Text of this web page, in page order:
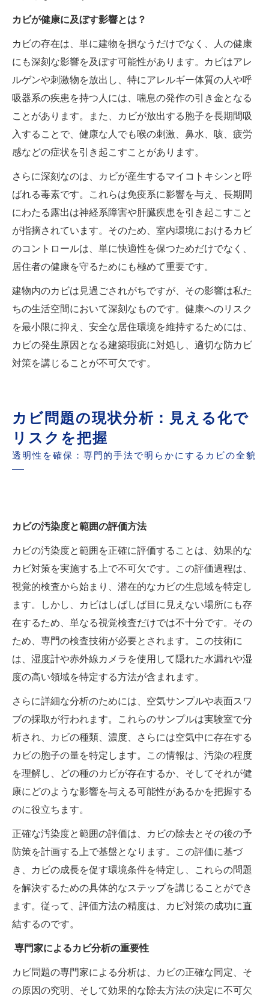
カビが健康に及ぼす影響とは？
カビの存在は、単に建物を損なうだけでなく、人の健康
にも深刻な影響を及ぼす可能性があります。カビはアレ
ルゲンや刺激物を放出し、特にアレルギー体質の人や呼
吸器系の疾患を持つ人には、喘息の発作の引き金となる
ことがあります。また、カビが放出する胞子を長期間吸
入することで、健康な人でも喉の刺激、鼻水、咳、疲労
感などの症状を引き起こすことがあります。
さらに深刻なのは、カビが産生するマイコトキシンと呼
ばれる毒素です。これらは免疫系に影響を与え、長期間
にわたる露出は神経系障害や肝臓疾患を引き起こすこと
が指摘されています。そのため、室内環境におけるカビ
のコントロールは、単に快適性を保つためだけでなく、
居住者の健康を守るためにも極めて重要です。
建物内のカビは見過ごされがちですが、その影響は私た
ちの生活空間において深刻なものです。健康へのリスク
を最小限に抑え、安全な居住環境を維持するためには、
カビの発生原因となる建築瑕疵に対処し、適切な防カビ
対策を講じることが不可欠です。
カビ問題の現状分析：見える化で
リスクを把握
透明性を確保：専門的手法で明らかにするカビの全貌
カビの汚染度と範囲の評価方法
カビの汚染度と範囲を正確に評価することは、効果的な
カビ対策を実施する上で不可欠です。この評価過程は、
視覚的検査から始まり、潜在的なカビの生息域を特定し
ます。しかし、カビはしばしば目に見えない場所にも存
在するため、単なる視覚検査だけでは不十分です。その
ため、専門の検査技術が必要とされます。この技術に
は、湿度計や赤外線カメラを使用して隠れた水漏れや湿
度の高い領域を特定する方法が含まれます。
さらに詳細な分析のためには、空気サンプルや表面スワ
ブの採取が行われます。これらのサンプルは実験室で分
析され、カビの種類、濃度、さらには空気中に存在する
カビの胞子の量を特定します。この情報は、汚染の程度
を理解し、どの種のカビが存在するか、そしてそれが健
康にどのような影響を与える可能性があるかを把握する
のに役立ちます。
正確な汚染度と範囲の評価は、カビの除去とその後の予
防策を計画する上で基盤となります。この評価に基づ
き、カビの成長を促す環境条件を特定し、これらの問題
を解決するための具体的なステップを講じることができ
ます。従って、評価方法の精度は、カビ対策の成功に直
結するのです。
専門家によるカビ分析の重要性
カビ問題の専門家による分析は、カビの正確な同定、そ
の原因の究明、そして効果的な除去方法の決定に不可欠